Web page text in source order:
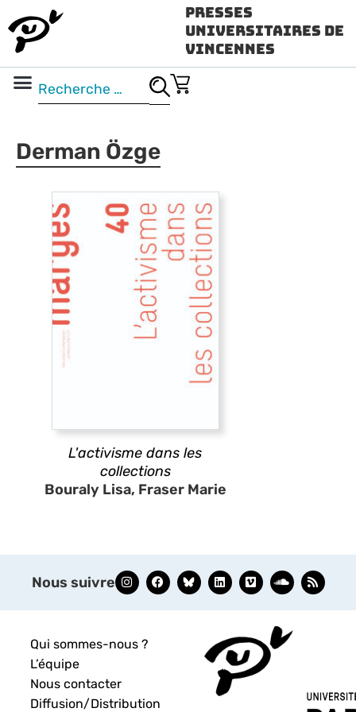
Presses
Universitaires de
Vincennes
Derman Özge
L'activisme dans les
collections
Bouraly Lisa, Fraser Marie
Nous suivre
Qui sommes-nous ?
L’équipe
Nous contacter
Diffusion/Distribution